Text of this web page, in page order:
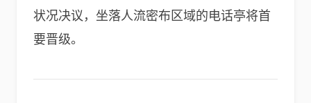
状况决议，坐落人流密布区域的电话亭将首
要晋级。